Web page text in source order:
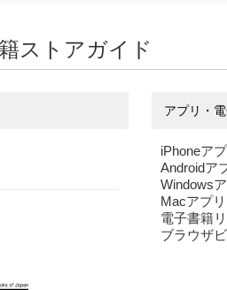
ストアガイド
アプリ・
iPhoneア
Androidア
Windows
Macアプリ
電子書籍
ブラウザ